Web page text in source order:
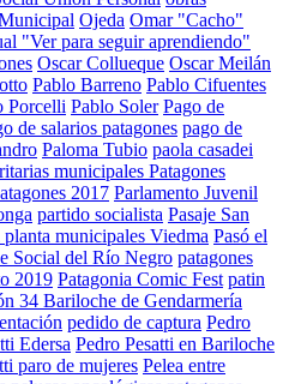
Ojeda Omar "Cacho"
"Ver para seguir aprendiendo"
Oscar Collueque Oscar Meilán
Pablo Barreno Pablo Cifuentes
Porcelli Pablo Soler Pago de
de salarios patagones pago de
Paloma Tubio paola casadei
municipales Patagones
2017 Parlamento Juvenil
partido socialista Pasaje San
planta municipales Viedma Pasó el
Social del Río Negro patagones
2019 Patagonia Comic Fest patin
34 Bariloche de Gendarmería
pedido de captura Pedro
Edersa Pedro Pesatti en Bariloche
paro de mujeres Pelea entre